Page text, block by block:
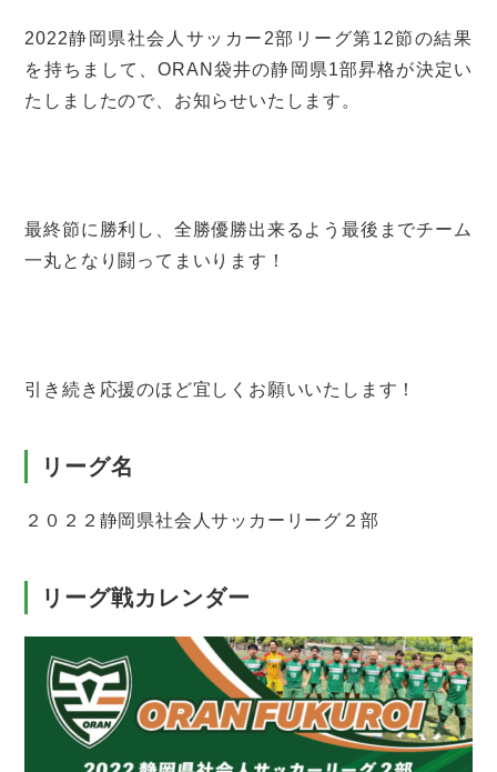
2022静岡県社会人サッカー2部リーグ第12節の結果
を持ちまして、ORAN袋井の静岡県1部昇格が決定い
たしましたので、お知らせいたします。
最終節に勝利し、全勝優勝出来るよう最後までチーム
一丸となり闘ってまいります！
引き続き応援のほど宜しくお願いいたします！
リーグ名
２０２２静岡県社会人サッカーリーグ２部
リーグ戦カレンダー